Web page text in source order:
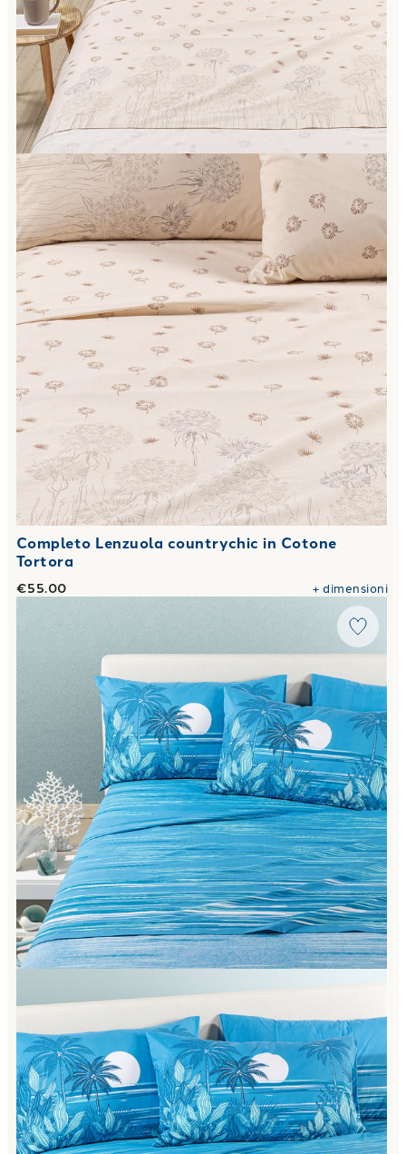
Completo Lenzuola countrychic in Cotone
Tortora
€55.00 +dimensioni
Completo Lenzuola Palm Spring in Cotone"